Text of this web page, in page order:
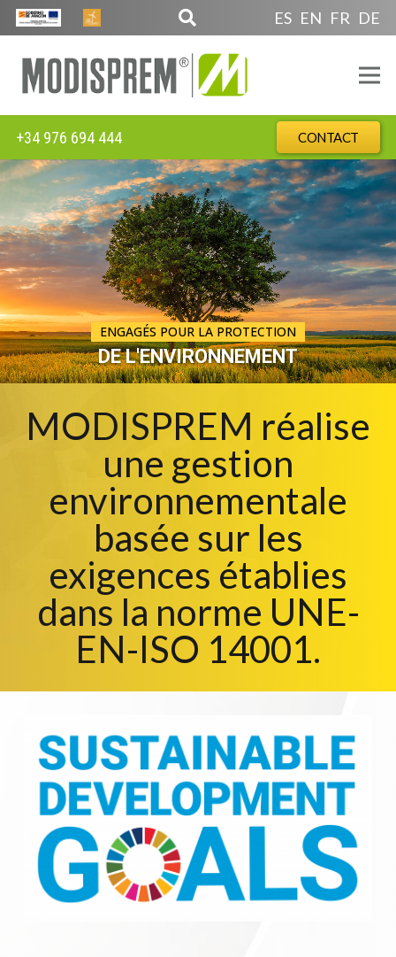
ES EN FR DE
+34 976 694 444 CONTACT
ENGAGÉS POUR LA PROTECTION
DE L'ENVIRONNEMENT
MODISPREM réalise
une gestion
environnementale
basée sur les
exigences établies
dans la norme UNE-
EN-ISO 14001.